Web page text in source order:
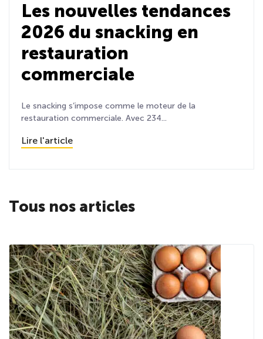
Les nouvelles tendances
2026 du snacking en
restauration
commerciale
Le snacking s’impose comme le moteur de la
restauration commerciale. Avec 234...
Lire l'article
Tous nos articles